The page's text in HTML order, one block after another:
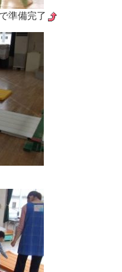
準備完了